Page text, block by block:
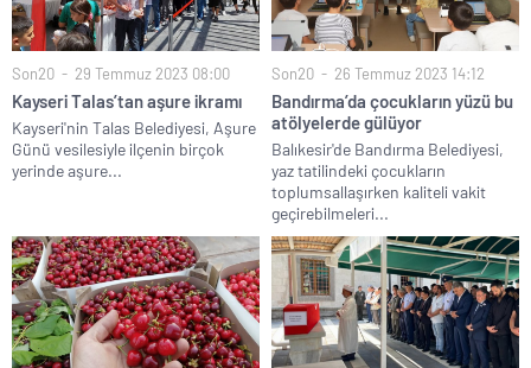
Son20 29 Temmuz 2023 08:00
Kayseri Talas’tan aşure ikramı
Kayseri'nin Talas Belediyesi, Aşure
Günü vesilesiyle ilçenin birçok
yerinde aşure...
Son20 26 Temmuz 2023 14:12
Bandırma’da çocukların yüzü bu
atölyelerde gülüyor
Balıkesir'de Bandırma Belediyesi,
yaz tatilindeki çocukların
toplumsallaşırken kaliteli vakit
geçirebilmeleri...